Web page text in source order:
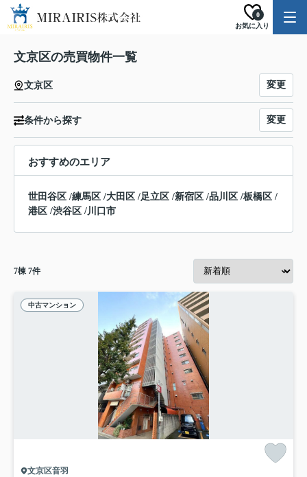
お気に入り
0
文京区の売買物件一覧
文京区 変更
条件から探す 変更
おすすめのエリア
世田谷区 /練馬区 /大田区 /足立区 /新宿区 /品川区 /板橋区 /
港区 /渋谷区 /川口市
7棟 7件
中古マンション
文京区音羽